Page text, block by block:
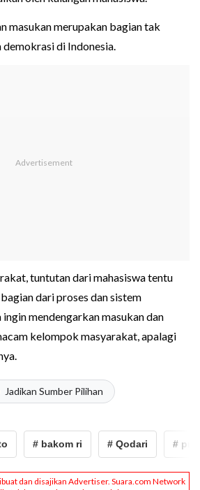
masukan merupakan bagian tak
di Indonesia.
tuntutan dari mahasiswa tentu
dari proses dan sistem
mendengarkan masukan dan
kelompok masyarakat, apalagi
Jadikan Sumber Pilihan
# bakom ri # Qodari #